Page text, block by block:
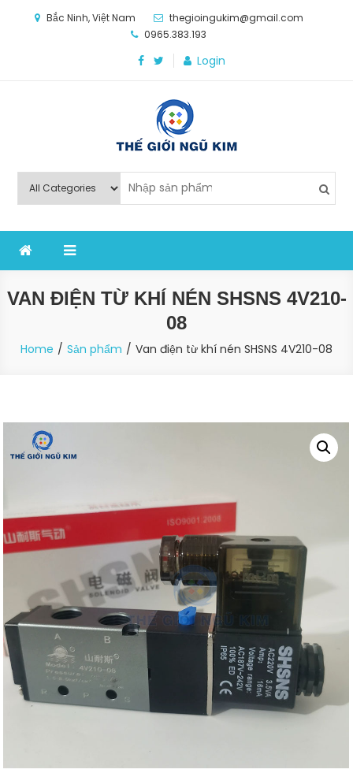
Bắc Ninh, Việt Nam
thegioingukim@gmail.com
0965.383.193
Login
Thế Giới Ngũ Kim
nghiệp sản xuất
VAN ĐIỆN TỪ KHÍ NÉN SHSNS 4V210-
08
Home Sản phẩm Van điện từ khí nén SHSNS 4V210-08